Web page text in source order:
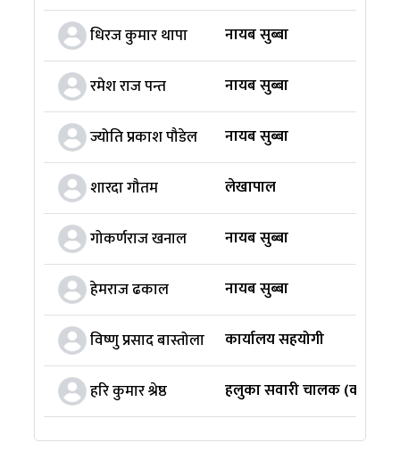
धिरज कुमार थापा नायब सुब्बा
रमेश राज पन्त नायब सुब्बा
ज्योति प्रकाश पौडेल नायब सुब्बा
शारदा गौतम लेखापाल
गोकर्णराज खनाल नायब सुब्बा
हेमराज ढकाल नायब सुब्बा
विष्णु प्रसाद बास्तोला कार्यालय सहयोगी
हरि कुमार श्रेष्ठ हलुका सवारी चालक (करार)